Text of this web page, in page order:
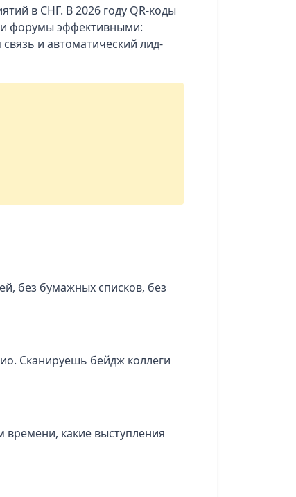
в СНГ. В 2026 году QR-коды
и форумы эффективными:
и автоматический лид-
без бумажных списков, без
Сканируешь бейдж коллеги
какие выступления